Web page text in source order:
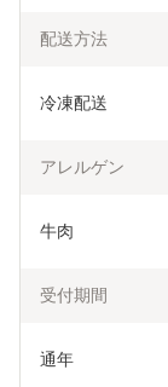
配送方法
冷凍配送
アレルゲン
牛肉
受付期間
通年